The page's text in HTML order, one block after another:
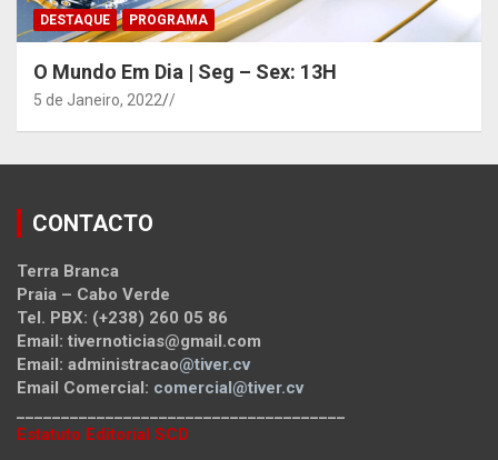
DESTAQUE PROGRAMA
O Mundo Em Dia | Seg – Sex: 13H
5 de Janeiro, 2022 /
CONTACTO
Terra Branca
Praia – Cabo Verde
Tel. PBX: (+238) 260 05 86
Email: tivernoticias@gmail.com
Email: administracao@tiver.cv
Email Comercial: comercial@tiver.cv
Estatuto Editorial SCD